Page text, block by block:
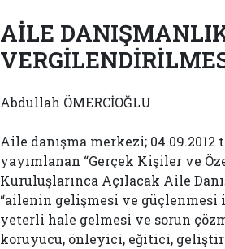
AİLE
Abdullah ÖMERCİOĞLU
Aile danışma merkezi; 04.09.2012
yayımlanan “Gerçek Kişiler ve
Kuruluşlarınca Açılacak Aile
“ailenin gelişmesi ve
yeterli hale gelmesi ve sorun
koruyucu, önleyici, eğitici,